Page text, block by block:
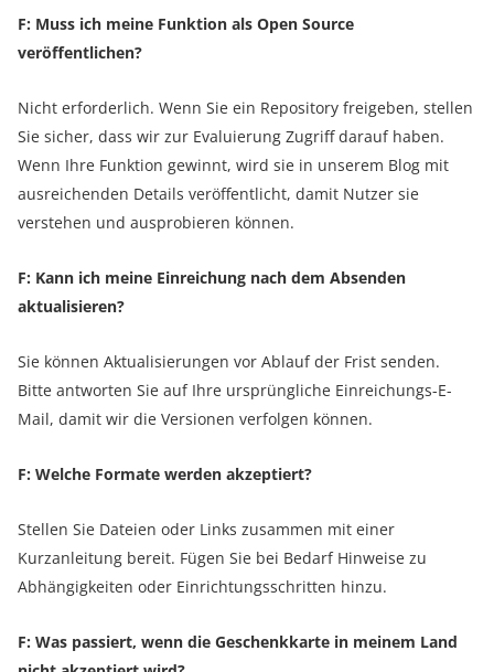
F: Muss ich meine Funktion als Open Source
veröffentlichen?
Nicht erforderlich. Wenn Sie ein Repository freigeben, stellen
Sie sicher, dass wir zur Evaluierung Zugriff darauf haben.
Wenn Ihre Funktion gewinnt, wird sie in unserem Blog mit
ausreichenden Details veröffentlicht, damit Nutzer sie
verstehen und ausprobieren können.
F: Kann ich meine Einreichung nach dem Absenden
aktualisieren?
Sie können Aktualisierungen vor Ablauf der Frist senden.
Bitte antworten Sie auf Ihre ursprüngliche Einreichungs-E-
Mail, damit wir die Versionen verfolgen können.
F: Welche Formate werden akzeptiert?
Stellen Sie Dateien oder Links zusammen mit einer
Kurzanleitung bereit. Fügen Sie bei Bedarf Hinweise zu
Abhängigkeiten oder Einrichtungsschritten hinzu.
F: Was passiert, wenn die Geschenkkarte in meinem Land